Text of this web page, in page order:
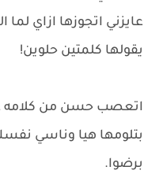
عايزني اتجوزها ازاي
يقولها كلمتين حلوين!
اتعصب حسن من كلامه
بتلومها هيا وناسي
برضوا.